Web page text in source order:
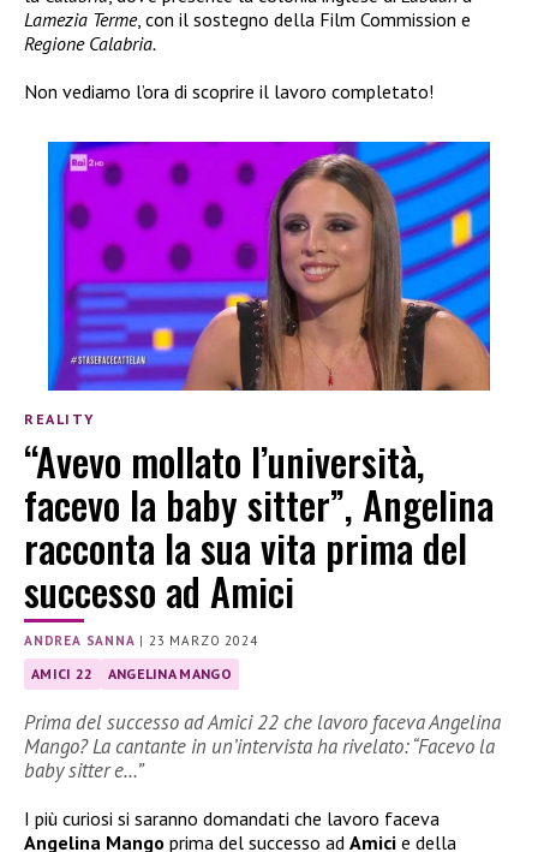
Lamezia Terme, con il sostegno della Film Commission e
Regione Calabria.
Non vediamo l’ora di scoprire il lavoro completato!
REALITY
“Avevo mollato l’università,
facevo la baby sitter”, Angelina
racconta la sua vita prima del
successo ad Amici
ANDREA SANNA |23 MARZO 2024
AMICI 22 ANGELINA MANGO
Prima del successo ad Amici 22 che lavoro faceva Angelina
Mango? La cantante in un’intervista ha rivelato: “Facevo la
baby sitter e…”
I più curiosi si saranno domandati che lavoro faceva
Angelina Mango prima del successo ad Amici e della